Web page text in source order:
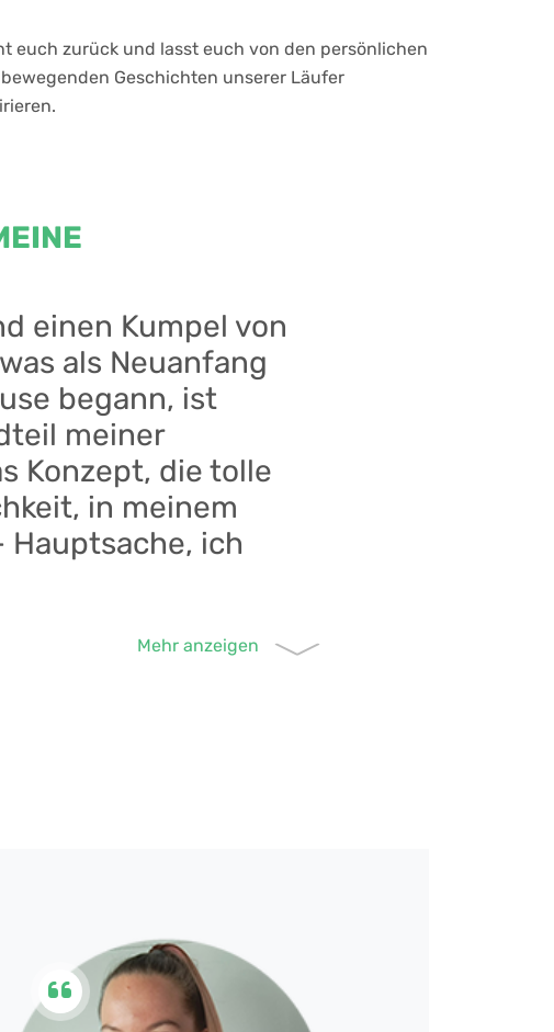
euch zurück und lasst euch von den persönlichen
Geschichten unserer Läufer
einen Kumpel von
als Neuanfang
begann, ist
meiner
Konzept, die tolle
in meinem
Hauptsache, ich
Aber bei euch habe ich direkt
lange Pause eingelegt. Durch
wieder hochzubekommen. ;-)
nett! Der Service ist immer top, und
und so etwas wie ein
motivieren, ihren inneren